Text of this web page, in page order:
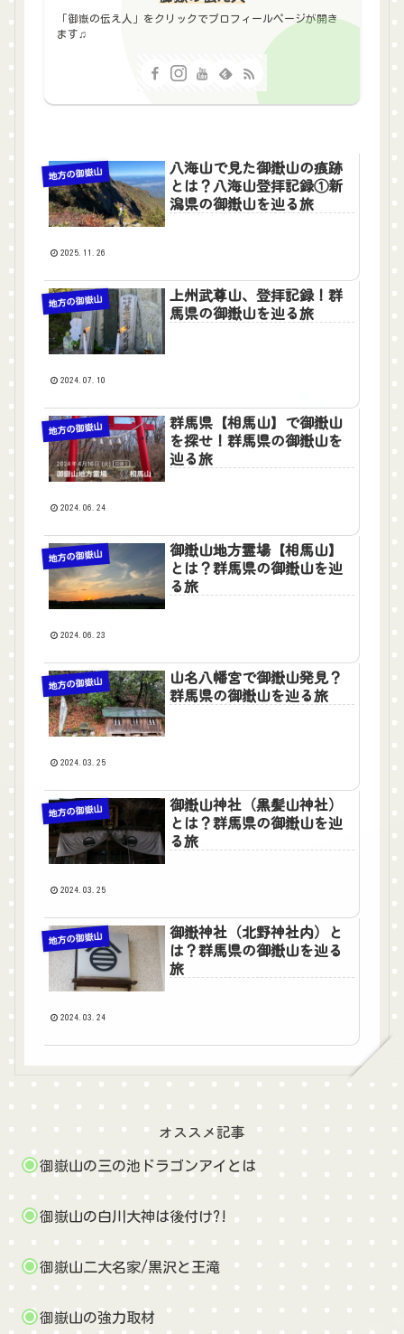
「御嶽の伝え人」をクリックでプロフィールページが開き
ます♫
地方の御嶽山
八海山で見た御嶽山の痕跡
とは？八海山登拝記録①新
潟県の御嶽山を辿る旅
2025.11.26
地方の御嶽山
上州武尊山、登拝記録！群
馬県の御嶽山を辿る旅
2024.07.10
地方の御嶽山
群馬県【相馬山】で御嶽山
を探せ！群馬県の御嶽山を
辿る旅
2024.06.24
地方の御嶽山
御嶽山地方霊場【相馬山】
とは？群馬県の御嶽山を辿
る旅
2024.06.23
地方の御嶽山
山名八幡宮で御嶽山発見？
群馬県の御嶽山を辿る旅
2024.03.25
地方の御嶽山
御嶽山神社（黒髪山神社）
とは？群馬県の御嶽山を辿
る旅
2024.03.25
地方の御嶽山
御嶽神社（北野神社内）と
は？群馬県の御嶽山を辿る
旅
2024.03.24
オススメ記事
御嶽山の三の池ドラゴンアイとは
御嶽山の白川大神は後付け?!
御嶽山二大名家/黒沢と王滝
御嶽山の強力取材